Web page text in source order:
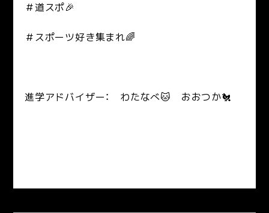
＃道スポ🎉
＃スポーツ好き集まれ🌈
進学アドバイザー： わたなべ🐱 おおつか🐔